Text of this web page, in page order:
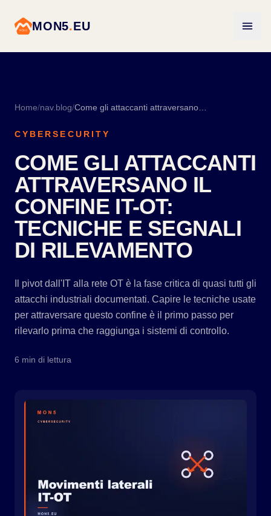
MON5.EU
Home/nav.blog/
CYBERSECURITY
COME GLI ATTACCANTI
ATTRAVERSANO IL
CONFINE IT-OT:
TECNICHE E SEGNALI
DI RILEVAMENTO
Il pivot dall'IT alla rete OT è la fase critica di quasi tutti gli
attacchi industriali documentati. Capire le tecniche usate
per attraversare questo confine è il primo passo per
rilevarlo prima che raggiunga i sistemi di controllo.
6 min di lettura